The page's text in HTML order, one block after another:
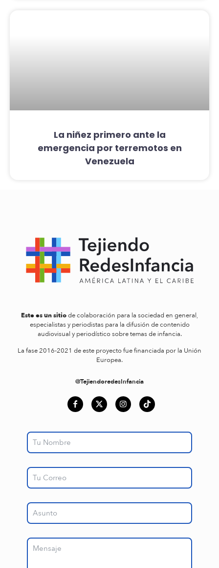
La niñez primero ante la
emergencia por terremotos en
Venezuela
Este es un sitiode colaboración para la sociedad en general,
especialistas y periodistas para la difusión de contenido
audiovisual y periodístico sobre temas de infancia.
La fase 2016-2021 de este proyecto fue financiada por la Unión
Europea.
@TejiendoredesInfancia